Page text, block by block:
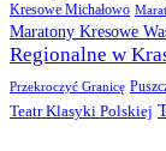
Kresowe Michałowo
Maratony Kresowe
Regionalne w
Przekroczyć Granicę
Teatr Klasyki Polskiej